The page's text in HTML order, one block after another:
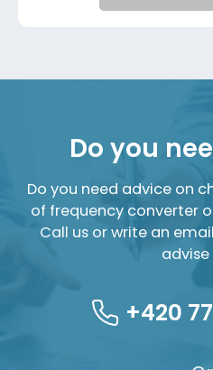
Do you
Do you need advice on
of frequency converter
Call us or write an
advise
+420